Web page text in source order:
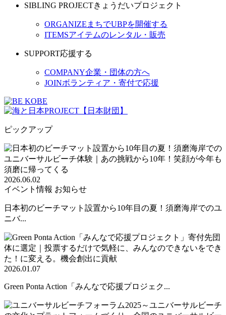
SIBLING PROJECTきょうだいプロジェクト
ORGANIZE まちでUBPを開催する
ITEMSアイテムのレンタル・販売
SUPPORT応援する
COMPANY企業・団体の方へ
JOINボランティア・寄付で応援
ピックアップ
2026.06.02
イベント情報 お知らせ
日本初のビーチマット設置から10年目の夏！須磨海岸でのユ
ニバ...
2026.01.07
Green Ponta Action「みんなで応援プロジェク...